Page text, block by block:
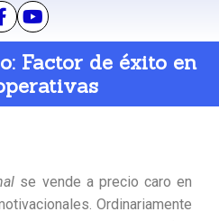
Factor de éxito en
se vende a precio caro en
Ordinariamente